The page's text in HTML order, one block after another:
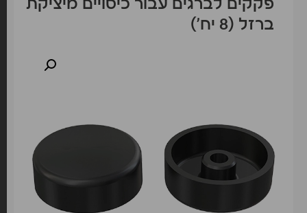
פקקים לברגים עבור כיסויים מיציקת
ברזל (8 יח’)